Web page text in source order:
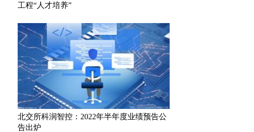
工程“人才培养”
北交所科润智控：2022年半年度业绩预告公
告出炉